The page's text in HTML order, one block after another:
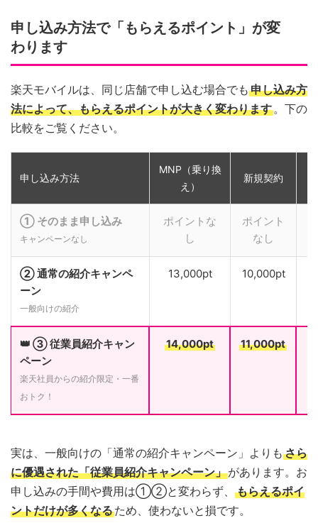
申し込み方法で「もらえるポイント」が変
わります
楽天モバイルは、同じ店舗で申し込む場合でも 申し込み方
法によって、もらえるポイントが大きく変わります。下の
比較をご覧ください。
申し込み方法
MNP（乗り換
え）
新規契約
① そのまま申し込み
キャンペーンなし
ポイントな
し
ポイント
なし
② 通常の紹介キャンペ
ーン
一般向けの紹介
13,000pt 10,000pt
👑 ③ 従業員紹介キャン
ペーン
楽天社員からの紹介限定・一番
おトク！
14,000pt 11,000pt
実は、一般向けの「通常の紹介キャンペーン」よりも さら
に優遇された「従業員紹介キャンペーン」があります。お
申し込みの手間や費用は①②と変わらず、 もらえるポイ
ントだけが多くなるため、使わないと損です。